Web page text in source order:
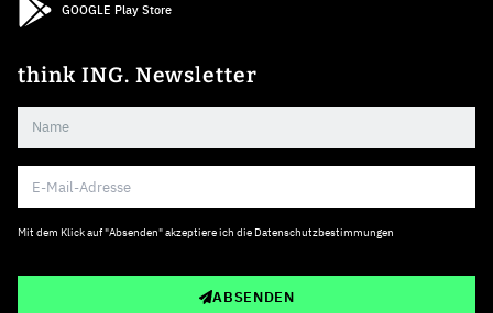
GOOGLE Play Store
think ING. Newsletter
Mit dem Klick auf "Absenden" akzeptiere ich die Datenschutzbestimmungen
ABSENDEN